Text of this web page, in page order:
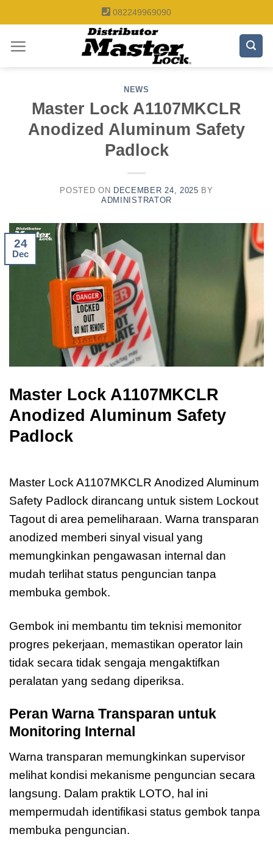
to
content
082249969090
NEWS
Master Lock A1107MKCLR
Anodized Aluminum Safety
Padlock
POSTED ON DECEMBER 24, 2025 BY
ADMINISTRATOR
24
Dec
Master Lock A1107MKCLR
Anodized Aluminum Safety
Padlock
Master Lock A1107MKCLR Anodized Aluminum
Safety Padlock dirancang untuk sistem Lockout
Tagout di area pemeliharaan. Warna transparan
anodized memberi sinyal visual yang
memungkinkan pengawasan internal dan
mudah terlihat status penguncian tanpa
membuka gembok.
Gembok ini membantu tim teknisi memonitor
progres pekerjaan, memastikan operator lain
tidak secara tidak sengaja mengaktifkan
peralatan yang sedang diperiksa.
Peran Warna Transparan untuk
Monitoring Internal
Warna transparan memungkinkan supervisor
melihat kondisi mekanisme penguncian secara
langsung. Dalam praktik LOTO, hal ini
mempermudah identifikasi status gembok tanpa
membuka penguncian.